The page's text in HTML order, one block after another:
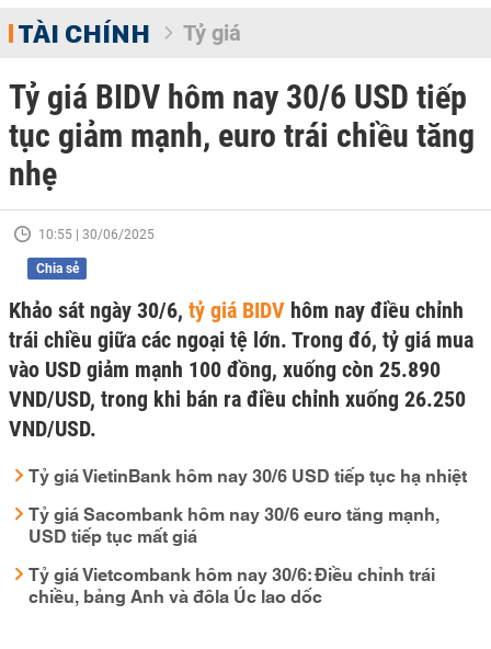
TÀI CHÍNH Tỷ giá
Tỷ giá BIDV hôm nay 30/6 USD tiếp
tục giảm mạnh, euro trái chiều tăng
nhẹ
10:55 | 30/06/2025
Chia sẻ
Khảo sát ngày 30/6, tỷ giá BIDV hôm nay điều chỉnh
trái chiều giữa các ngoại tệ lớn. Trong đó, tỷ giá mua
vào USD giảm mạnh 100 đồng, xuống còn 25.890
VND/USD, trong khi bán ra điều chỉnh xuống 26.250
VND/USD.
Tỷ giá VietinBank hôm nay 30/6 USD tiếp tục hạ nhiệt
Tỷ giá Sacombank hôm nay 30/6 euro tăng mạnh,
USD tiếp tục mất giá
Tỷ giá Vietcombank hôm nay 30/6: Điều chỉnh trái
chiều, bảng Anh và đôla Úc lao dốc